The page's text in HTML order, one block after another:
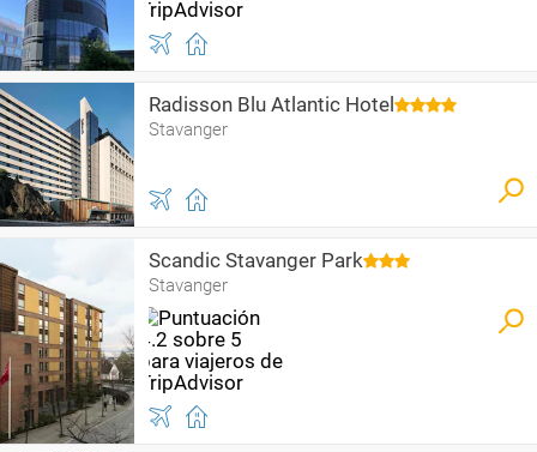
Radisson Blu Atlantic Hotel
Stavanger
Scandic Stavanger Park
Stavanger